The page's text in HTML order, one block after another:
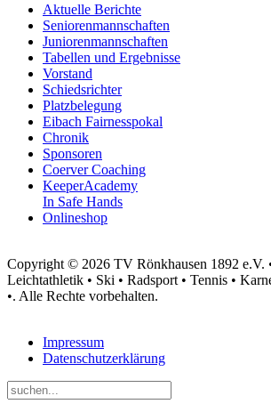
Aktuelle Berichte
Seniorenmannschaften
Juniorenmannschaften
Tabellen und Ergebnisse
Vorstand
Schiedsrichter
Platzbelegung
Eibach Fairnesspokal
Chronik
Sponsoren
Coerver Coaching
KeeperAcademy
In Safe Hands
Onlineshop
Copyright © 2026 TV Rönkhausen 1892 e.V.
Leichtathletik • Ski • Radsport • Tennis •
•. Alle Rechte vorbehalten.
Impressum
Datenschutzerklärung